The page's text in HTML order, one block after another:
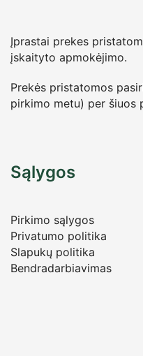
Įprastai prekes
įskaityto apmokėjimo.
Prekės pristatomos
pirkimo metu) per šiuos
Sąlygos
Pirkimo sąlygos
Privatumo politika
Slapukų politika
Bendradarbiavimas